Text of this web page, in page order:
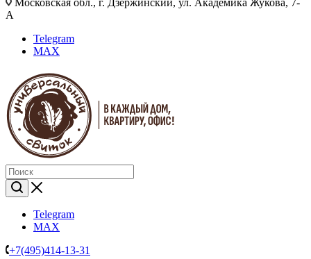
Московская обл., г. Дзержинский, ул. Академика Жукова, 7-
А
Telegram
MAX
Telegram
MAX
+7(495)414-13-31